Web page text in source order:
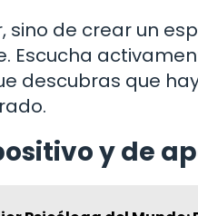
sino de crear un
Escucha
descubras que
y de